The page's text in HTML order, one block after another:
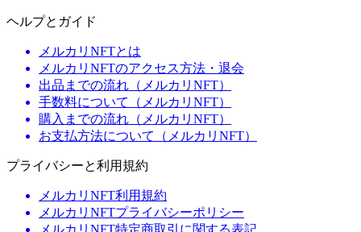
ヘルプとガイド
メルカリNFTとは
メルカリNFTのアクセス方法・退会
出品までの流れ（メルカリNFT）
手数料について（メルカリNFT）
購入までの流れ（メルカリNFT）
お支払方法について（メルカリNFT）
プライバシーと利用規約
メルカリNFT利用規約
メルカリNFTプライバシーポリシー